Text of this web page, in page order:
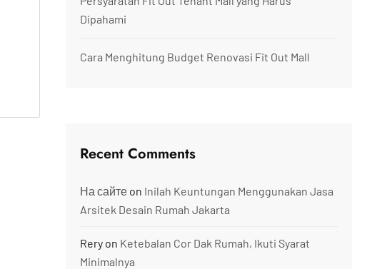
Dipahami
Cara Menghitung Budget Renovasi Fit Out Mall
Recent Comments
На сайтеon Inilah Keuntungan Menggunakan Jasa
Arsitek Desain Rumah Jakarta
Reryon Ketebalan Cor Dak Rumah, Ikuti Syarat
Minimalnya